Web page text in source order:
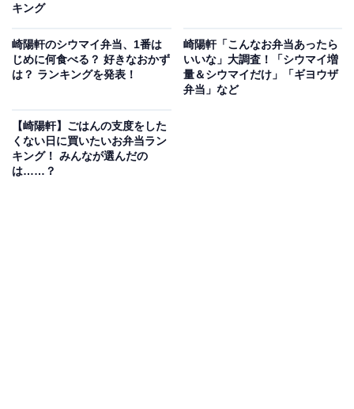
キング
崎陽軒のシウマイ弁当、1番は
じめに何食べる？ 好きなおかず
は？ ランキングを発表！
崎陽軒「こんなお弁当あったら
いいな」大調査！「シウマイ増
量＆シウマイだけ」「ギヨウザ
弁当」など
【崎陽軒】ごはんの支度をした
くない日に買いたいお弁当ラン
キング！ みんなが選んだの
は……？